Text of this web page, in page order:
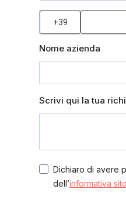
Nome azienda
Scrivi qui la tua
Dichiaro di avere
dell’informativa sito